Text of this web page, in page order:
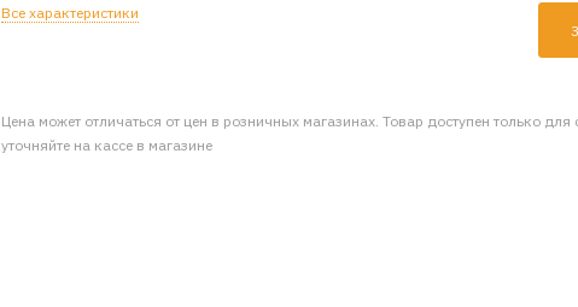
Все характеристики
Цена может отличаться от цен в розничных магазинах. Товар доступен только
уточняйте на кассе в магазине